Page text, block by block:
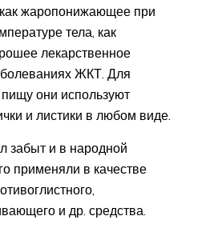
как жаропонижающее при
тела, как
лекарственное
ЖКТ. Для
они используют
и листики в любом виде.
забыт и в народной
применяли в качестве
и др. средства.